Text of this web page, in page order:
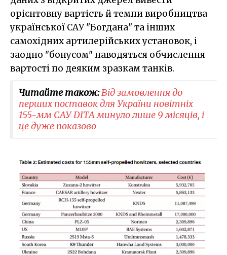
орієнтовну вартість й темпи виробництва
української САУ "Богдана" та інших
самохідних артилерійських установок, і
заодно "бонусом" наводяться обчислення
вартості по деяким зразкам танків.
Читайте також:Від замовлення до
перших поставок для України новітніх
155-мм САУ DITA минуло лише 9 місяців, і
це дуже показово